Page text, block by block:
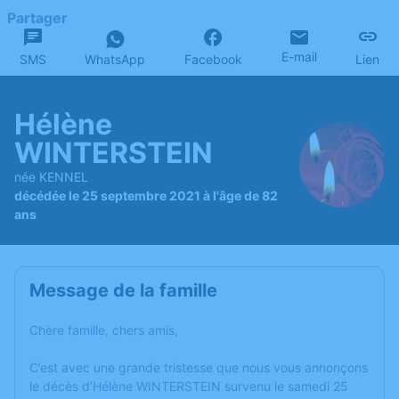
Partager
SMS WhatsApp Facebook E-mail Lien
Hélène
WINTERSTEIN
née KENNEL
décédée le 25 septembre 2021 à l'âge de 82
ans
Message de la famille
Chère famille, chers amis,
C’est avec une grande tristesse que nous vous annonçons
le décès d’Hélène WINTERSTEIN survenu le samedi 25